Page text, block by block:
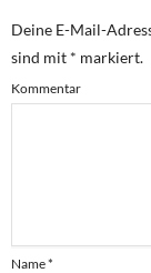
Deine E-Mail-
sind mit * markiert.
Kommentar
Name*